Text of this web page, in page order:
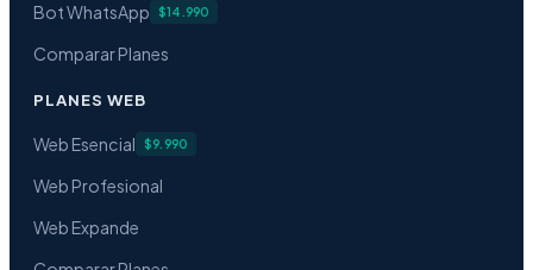
Bot WhatsApp
$14.990
Comparar Planes
PLANES WEB
Web Esencial $9.990
Web Profesional
Web Expande